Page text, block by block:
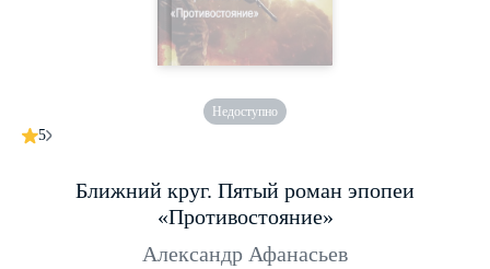
Недоступно
5
Ближний круг. Пятый роман эпопеи
«Противостояние»
Александр Афанасьев